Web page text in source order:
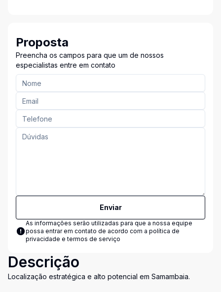
Proposta
Preencha os campos para que um de nossos
especialistas entre em contato
Enviar
As informações serão utilizadas para que a nossa equipe
possa entrar em contato de acordo com a política de
privacidade e termos de serviço
Descrição
Localização estratégica e alto potencial em Samambaia.